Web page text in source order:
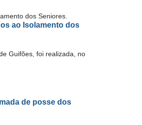
ao Isolamento dos
Guifões, foi realizada, no
de posse dos